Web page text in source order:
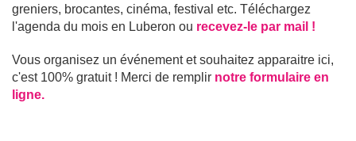
greniers, brocantes, cinéma, festival etc. Téléchargez
l'agenda du mois en Luberon ou recevez-le par mail !
Vous organisez un événement et souhaitez apparaitre ici,
c'est 100% gratuit ! Merci de remplir notre formulaire en
ligne.